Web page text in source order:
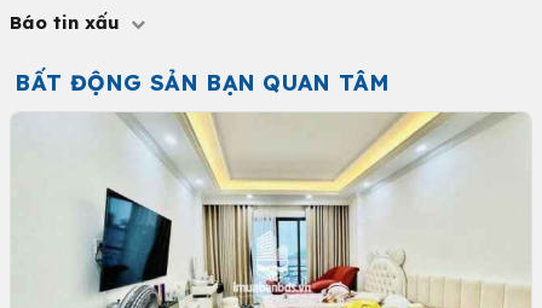
Báo tin xấu
BẤT ĐỘNG SẢN BẠN QUAN TÂM